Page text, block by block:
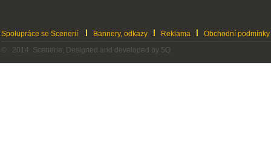
Spolupráce se Scenerií Bannery, odkazy Reklama
Obchodní podmínky
© 2014 Scenerie, Designed and developed by 5Q